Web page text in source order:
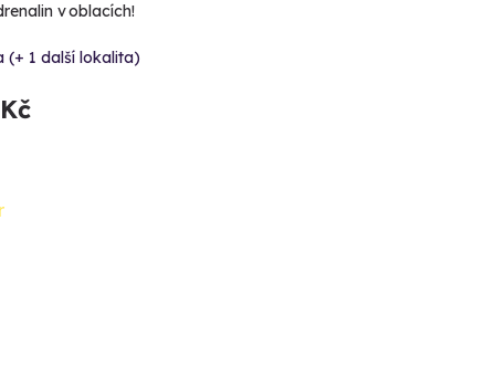
v oblacích!
(+ 1 další lokalita)